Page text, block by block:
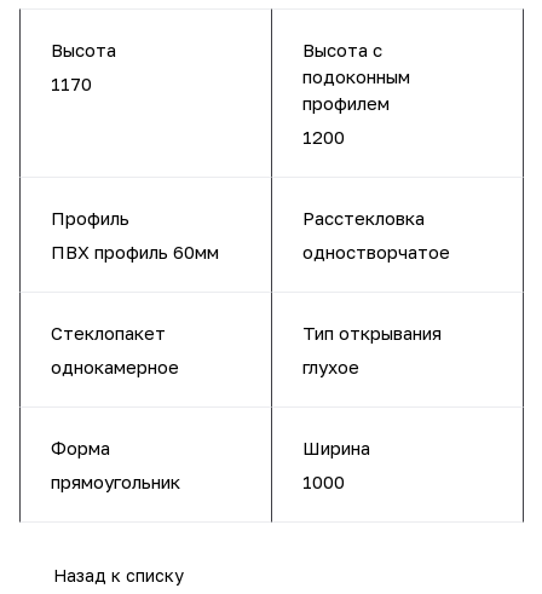
Высота
1170
Высота с
подоконным
профилем
1200
Профиль
ПВХ профиль 60мм
Расстекловка
одностворчатое
Стеклопакет
однокамерное
Тип открывания
глухое
Форма
прямоугольник
Ширина
1000
Назад к списку